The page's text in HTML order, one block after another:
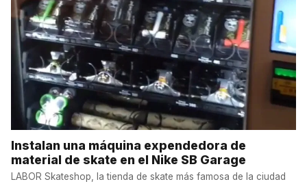
Instalan una máquina expendedora de
material de skate en el Nike SB Garage
LABOR Skateshop, la tienda de skate más famosa de la ciudad